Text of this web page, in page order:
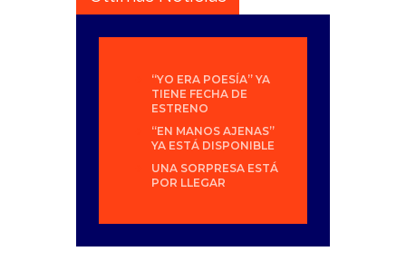
“YO ERA POESÍA” YA
TIENE FECHA DE
ESTRENO
“EN MANOS AJENAS”
YA ESTÁ DISPONIBLE
UNA SORPRESA ESTÁ
POR LLEGAR